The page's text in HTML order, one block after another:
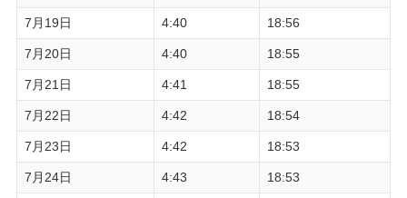
7月19日 4:40 18:56
7月20日 4:40 18:55
7月21日 4:41 18:55
7月22日 4:42 18:54
7月23日 4:42 18:53
7月24日 4:43 18:53